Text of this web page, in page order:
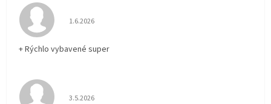
Hodnotenie obchodu je 5 z 5 hviezdičiek.
1.6.2026
+ Rýchlo vybavené super
Hodnotenie obchodu je 3 z 5 hviezdičiek.
3.5.2026